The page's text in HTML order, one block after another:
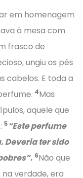
em homenagem
à mesa com
frasco de
ungiu os pés
cabelos. E toda a
4Mas
aquele que
: 5“Este perfume
Deveria ter sido
6Não que
verdade, era